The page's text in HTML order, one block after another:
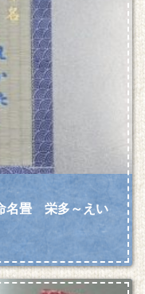
名畳 栄多～えい